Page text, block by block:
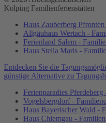
Kolping Familienferienstätten
Haus Zauberberg
Allgäuhaus Wertach -
Ferienland Salem -
Haus Stella Maris -
Entdecken Sie die
günstige Alternative zu
Ferienparadies
Vogelsbergdorf -
Haus Bayerischer Wald -
Haus Chiemgau -